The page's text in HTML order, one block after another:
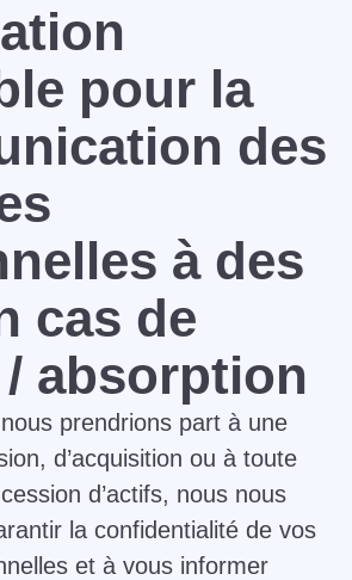
pour la
des
à des
cas de
absorption
prendrions part à une
d’acquisition ou à toute
d’actifs, nous nous
la confidentialité de vos
et à vous informer